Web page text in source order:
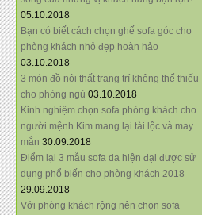
05.10.2018
Bạn có biết cách chọn ghế sofa góc cho
phòng khách nhỏ đẹp hoàn hảo
03.10.2018
3 món đồ nội thất trang trí không thể thiếu
cho phòng ngủ 03.10.2018
Kinh nghiệm chọn sofa phòng khách cho
người mệnh Kim mang lại tài lộc và may
mắn 30.09.2018
Điểm lại 3 mẫu sofa da hiện đại được sử
dụng phổ biến cho phòng khách 2018
29.09.2018
Với phòng khách rộng nên chọn sofa